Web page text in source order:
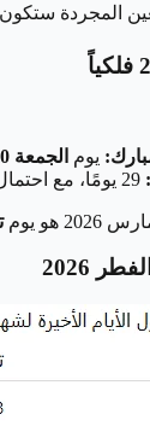
المجردة
يوم الجمعة 20 مارس 2026
2026